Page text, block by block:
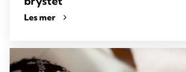
Les mer